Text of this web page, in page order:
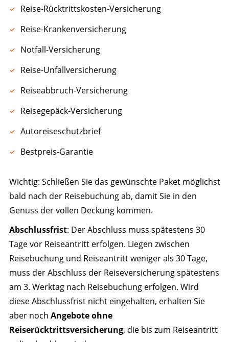
Reise-Rücktrittskosten-Versicherung
Reise-Krankenversicherung
Notfall-Versicherung
Reise-Unfallversicherung
Reiseabbruch-Versicherung
Reisegepäck-Versicherung
Autoreiseschutzbrief
Bestpreis-Garantie
Wichtig: Schließen Sie das gewünschte Paket möglichst
bald nach der Reisebuchung ab, damit Sie in den
Genuss der vollen Deckung kommen.
Abschlussfrist: Der Abschluss muss spätestens 30
Tage vor Reiseantritt erfolgen. Liegen zwischen
Reisebuchung und Reiseantritt weniger als 30 Tage,
muss der Abschluss der Reiseversicherung spätestens
am 3. Werktag nach Reisebuchung erfolgen. Wird
diese Abschlussfrist nicht eingehalten, erhalten Sie
aber noch Angebote ohne
Reiserücktrittsversicherung, die bis zum Reiseantritt